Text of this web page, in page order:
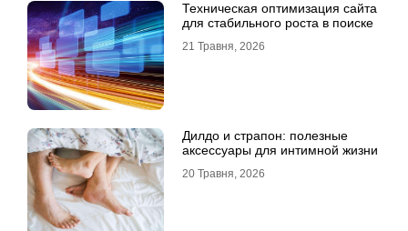
Техническая оптимизация сайта
для стабильного роста в поиске
21 Травня, 2026
Дилдо и страпон: полезные
аксессуары для интимной жизни
20 Травня, 2026